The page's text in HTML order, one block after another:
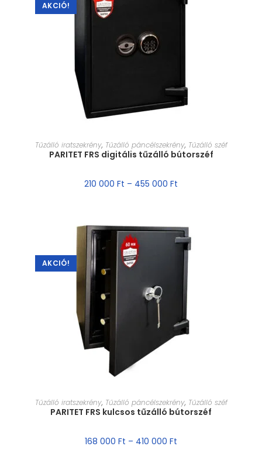
AKCIÓ!
MÉRET VÁLASZTÁSA
Tűzálló iratszekrény, Tűzálló páncélszekrény, Tűzálló széf
PARITET FRS digitális tűzálló bútorszéf
210 000 Ft – 455 000 Ft
AKCIÓ!
MÉRET VÁLASZTÁSA
Tűzálló iratszekrény, Tűzálló páncélszekrény, Tűzálló széf
PARITET FRS kulcsos tűzálló bútorszéf
168 000 Ft – 410 000 Ft